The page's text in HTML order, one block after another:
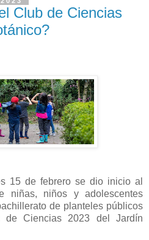
Club de Ciencias
15 de febrero se dio inicio al
niñas, niños y adolescentes
de planteles públicos
Ciencias 2023 del Jardín